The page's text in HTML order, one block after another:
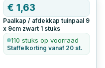
€ 1,63
Paalkap / afdekkap tuinpaal 9
x 9cm zwart 1 stuks
110 stuks op voorraad
Staffelkorting vanaf 20 st.